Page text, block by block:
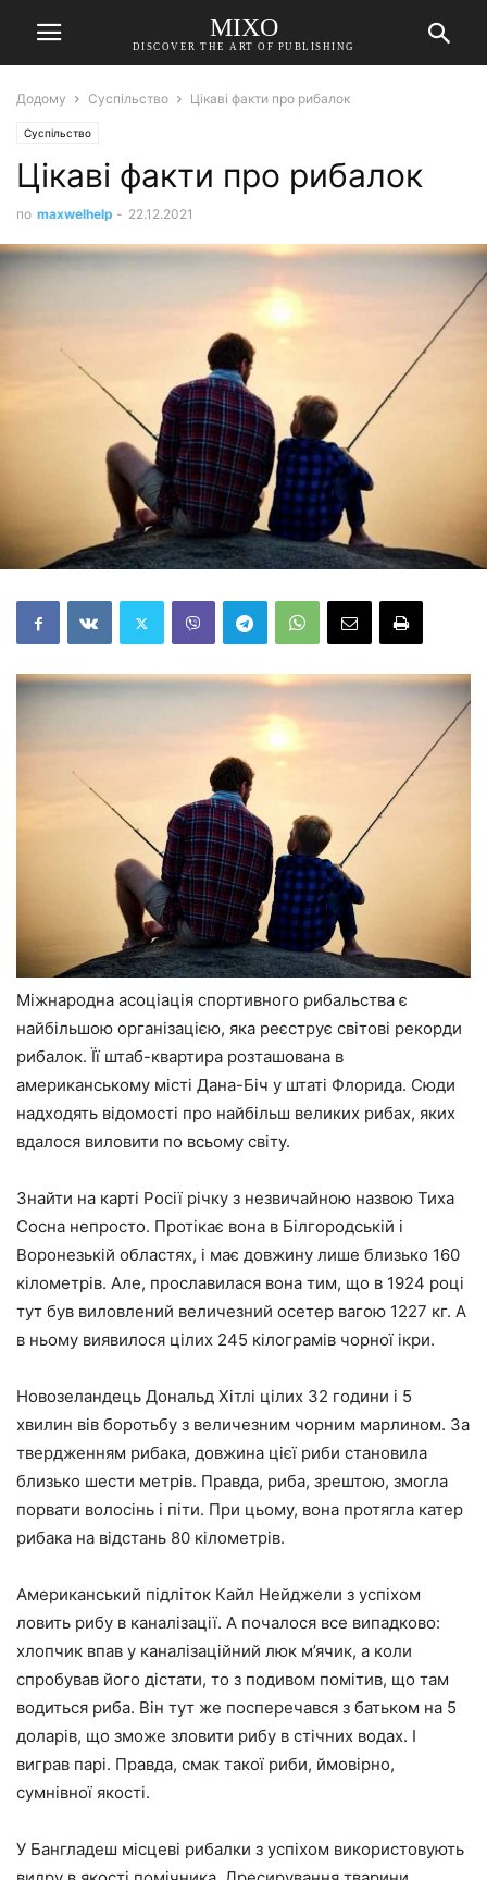
MIXO
DISCOVER THE ART OF PUBLISHING
Додому Суспільство Цікаві факти про рибалок
Суспільство
Цікаві факти про рибалок
по maxwelhelp - 22.12.2021
Міжнародна асоціація спортивного рибальства є
найбільшою організацією, яка реєструє світові рекорди
рибалок. Її штаб-квартира розташована в
американському місті Дана-Біч у штаті Флорида. Сюди
надходять відомості про найбільш великих рибах, яких
вдалося виловити по всьому світу.
Знайти на карті Росії річку з незвичайною назвою Тиха
Сосна непросто. Протікає вона в Білгородській і
Воронезькій областях, і має довжину лише близько 160
кілометрів. Але, прославилася вона тим, що в 1924 році
тут був виловлений величезний осетер вагою 1227 кг. А
в ньому виявилося цілих 245 кілограмів чорної ікри.
Новозеландець Дональд Хітлі цілих 32 години і 5
хвилин вів боротьбу з величезним чорним марлином. За
твердженням рибака, довжина цієї риби становила
близько шести метрів. Правда, риба, зрештою, змогла
порвати волосінь і піти. При цьому, вона протягла катер
рибака на відстань 80 кілометрів.
Американський підліток Кайл Нейджели з успіхом
ловить рибу в каналізації. А почалося все випадково:
хлопчик впав у каналізаційний люк м’ячик, а коли
спробував його дістати, то з подивом помітив, що там
водиться риба. Він тут же посперечався з батьком на 5
доларів, що зможе зловити рибу в стічних водах. І
виграв парі. Правда, смак такої риби, ймовірно,
сумнівної якості.
У Бангладеш місцеві рибалки з успіхом використовують